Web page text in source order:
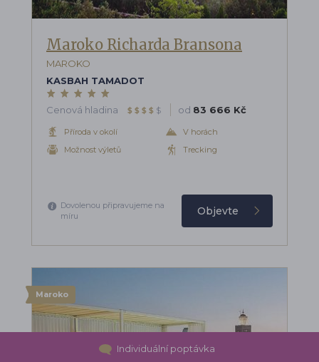
Maroko Richarda Bransona
MAROKO
KASBAH TAMADOT
Cenová hladina $ $ $ $ $ od 83 666 Kč
Příroda v okolí
Možnost výletů
V horách
Trecking
Dovolenou připravujeme na
míru
Objevte
Maroko
Individuální poptávka